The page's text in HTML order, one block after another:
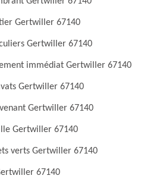
Gertwiller 67140
Gertwiller 67140
immédiat Gertwiller 67140
Gertwiller 67140
Gertwiller 67140
Gertwiller 67140
verts Gertwiller 67140
67140